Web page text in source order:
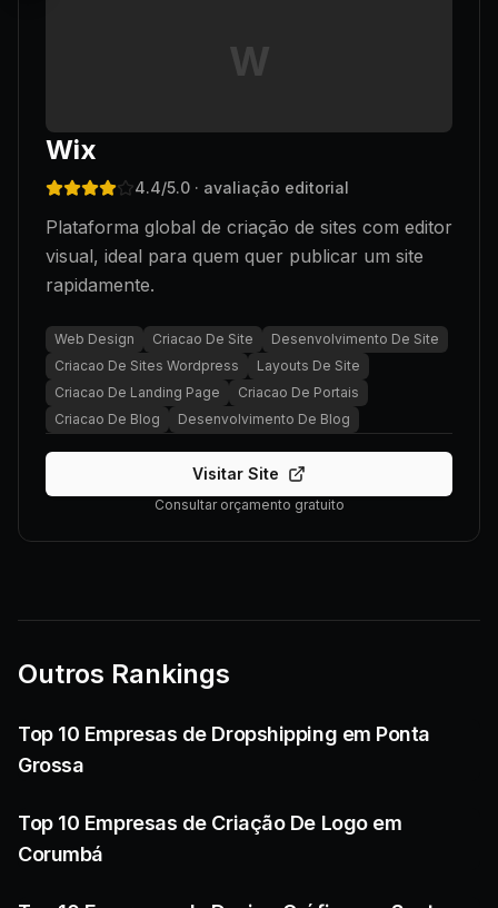
W
Wix
4.4/5.0 · avaliação editorial
Plataforma global de criação de sites com editor
visual, ideal para quem quer publicar um site
rapidamente.
Web Design Criacao De Site
Desenvolvimento De Site
Criacao De Sites Wordpress
Layouts De Site
Criacao De Landing Page
Criacao De Portais
Criacao De Blog
Desenvolvimento De Blog
Visitar Site
Consultar orçamento gratuito
Outros Rankings
Top 10 Empresas de Dropshipping em Ponta
Grossa
Top 10 Empresas de Criação De Logo em
Corumbá